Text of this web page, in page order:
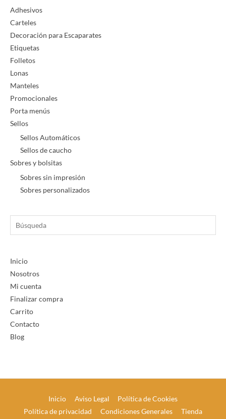
Adhesivos
Carteles
Decoración para Escaparates
Etiquetas
Folletos
Lonas
Manteles
Promocionales
Porta menús
Sellos
Sellos Automáticos
Sellos de caucho
Sobres y bolsitas
Sobres sin impresión
Sobres personalizados
Búsqueda
Inicio
Nosotros
Mi cuenta
Finalizar compra
Carrito
Contacto
Blog
Inicio Aviso Legal
Política de Cookies
Política de privacidad
Condiciones Generales Tienda